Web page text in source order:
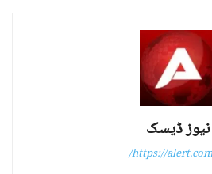
نیوز ڈیسک
https://